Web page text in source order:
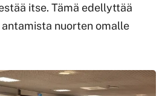
itse. Tämä edellyttää
nuorten omalle